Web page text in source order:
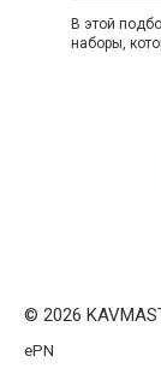
В этой
наборы,
© 2026
ePN